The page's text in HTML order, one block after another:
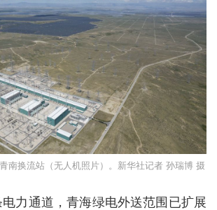
南换流站（无人机照片）。新华社记者 孙瑞博 摄
力通道，青海绿电外送范围已扩展